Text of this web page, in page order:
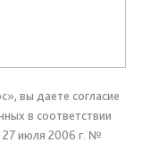
вы даете согласие
в соответствии
27 июля 2006 г. №